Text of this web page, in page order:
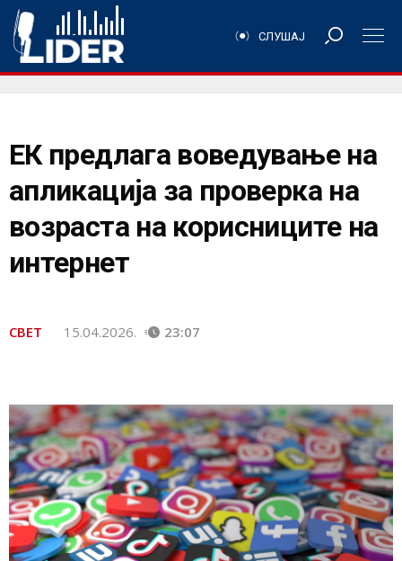
СЛУШАЈ
ЕК предлага воведување на
апликација за проверка на
возраста на корисниците на
интернет
СВЕТ 15.04.2026. 23:07